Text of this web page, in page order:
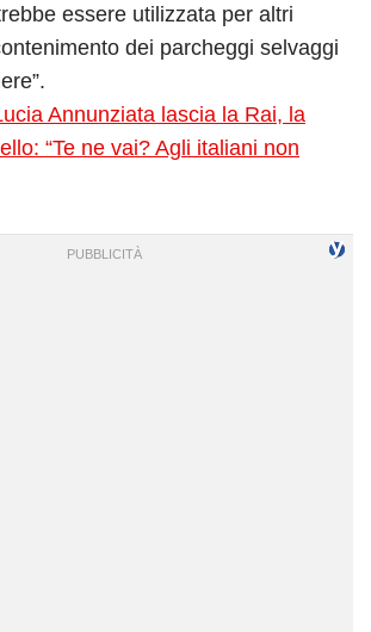
essere utilizzata per altri
dei parcheggi selvaggi
Annunziata lascia la Rai, la
“Te ne vai? Agli italiani non